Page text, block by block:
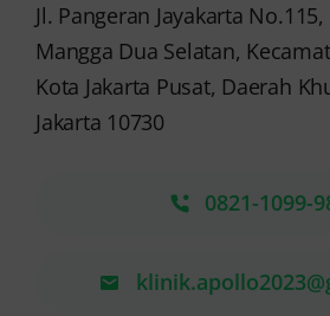
Jl. Pangeran Jayakarta No.115,
Mangga Dua Selatan,
Kota Jakarta Pusat, Daerah
Jakarta 10730
0821-1099-